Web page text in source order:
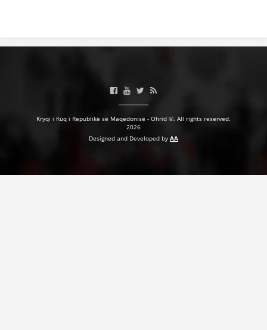
Kryqi i Kuq i Republikë së Maqedonisë - Ohrid ©. All rights reserved.
2026
Designed and Developed by AA